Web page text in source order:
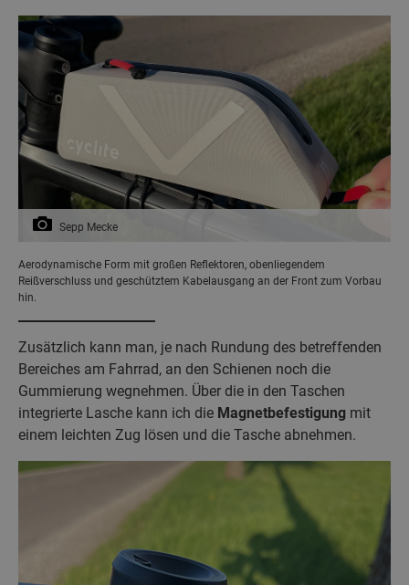
Sepp Mecke
Aerodynamische Form mit großen Reflektoren, obenliegendem
Reißverschluss und geschütztem Kabelausgang an der Front zum Vorbau
hin.
Zusätzlich kann man, je nach Rundung des betreffenden
Bereiches am Fahrrad, an den Schienen noch die
Gummierung wegnehmen. Über die in den Taschen
integrierte Lasche kann ich die Magnetbefestigung mit
einem leichten Zug lösen und die Tasche abnehmen.